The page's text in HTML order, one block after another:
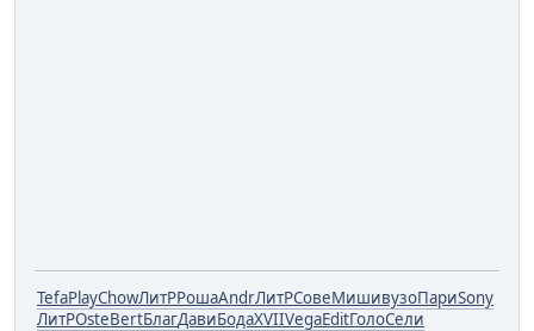
TefaPlayChowЛитРРошаAndrЛитРСовеМишивузоПариSony
ЛитРOsteBertБлагДавиБодаXVIIVegaEditГолоСели